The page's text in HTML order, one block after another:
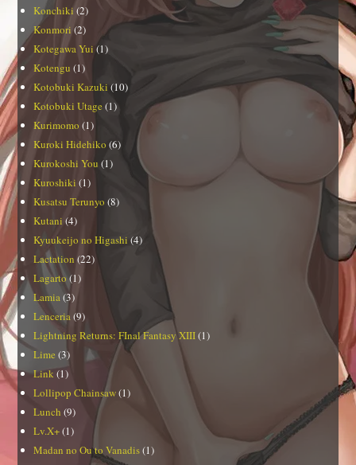
Konchiki(2)
Konmori(2)
Kotegawa Yui(1)
Kotengu (1)
Kotobuki Kazuki (10)
Kotobuki Utage(1)
Kurimomo (1)
Kuroki Hidehiko (6)
Kurokoshi You (1)
Kuroshiki (1)
Kusatsu Terunyo (8)
Kutani (4)
Kyuukeijo no Higashi (4)
Lactation (22)
Lagarto(1)
Lamia(3)
Lenceria(9)
Lightning Returns: FInal Fantasy XIII(1)
Lime (3)
Link(1)
Lollipop Chainsaw(1)
Lunch (9)
Lv.X+(1)
Madan no Ou to Vanadis(1)